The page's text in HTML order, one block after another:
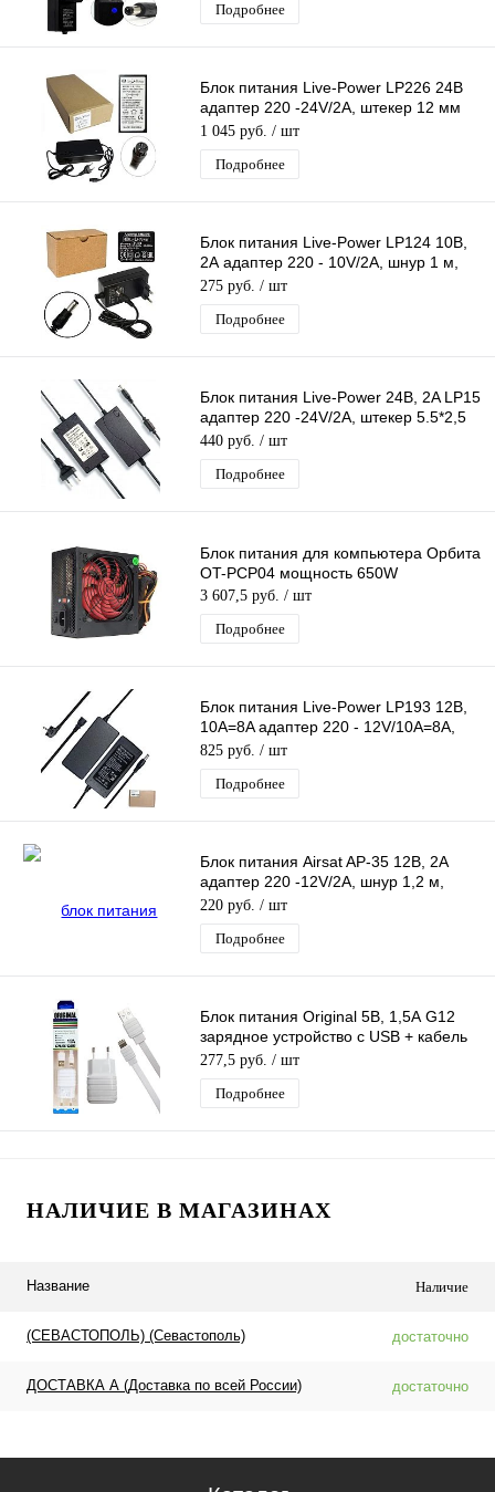
Подробнее
Блок питания Live-Power LP226 24В
адаптер 220 -24V/2A, штекер 12 мм
для электросамоката, гироскутера
1 045 руб. / шт
Подробнее
Блок питания Live-Power LP124 10В,
2А адаптер 220 - 10V/2A, шнур 1 м,
штекер 5.5*2.5 мм
275 руб. / шт
Подробнее
Блок питания Live-Power 24В, 2A LP15
адаптер 220 -24V/2A, штекер 5.5*2,5
мм
440 руб. / шт
Подробнее
Блок питания для компьютера Орбита
OT-PCP04 мощность 650W
3 607,5 руб. / шт
Подробнее
Блок питания Live-Power LP193 12В,
10A=8A адаптер 220 - 12V/10A=8A,
шнур 1,2 м, штекер 5.5*2,5 мм
825 руб. / шт
Подробнее
Блок питания Airsat AP-35 12В, 2A
адаптер 220 -12V/2A, шнур 1,2 м,
штекер 5.5*2,5 мм
220 руб. / шт
Подробнее
Блок питания Original 5В, 1,5А G12
зарядное устройство с USB + кабель
Iphone 1 м белый
277,5 руб. / шт
Подробнее
НАЛИЧИЕ В МАГАЗИНАХ
Название Наличие
(СЕВАСТОПОЛЬ) (Севастополь) достаточно
ДОСТАВКА А (Доставка по всей России) достаточно